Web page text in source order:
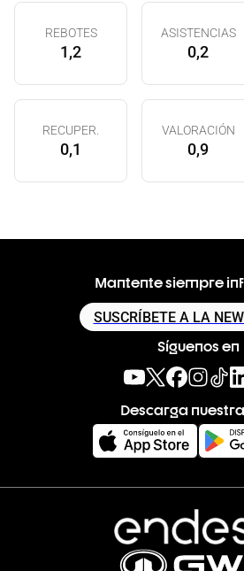
REBOTES
1,2
ASISTENCIAS
0,2
RECUPER.
0,1
VALORACIÓN
0,9
Mantente siempre
SUSCRÍBETE A LA
Síguenos en
Descarga